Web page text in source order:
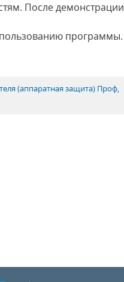
После демонстрации
программы.
(аппаратная защита) Проф,